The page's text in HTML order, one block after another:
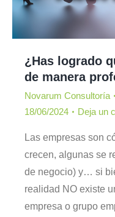
¿Has logrado
de manera
Novarum Consultoría
18/06/2024
Deja un
Las empresas son
crecen, algunas se
de negocio) y… si
realidad NO existe
empresa o grupo